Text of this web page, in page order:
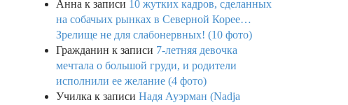
Анна к записи 10 жутких кадров, сделанных
на собачьих рынках в Северной Корее…
Зрелище не для слабонервных! (10 фото)
Гражданин к записи 7-летняя девочка
мечтала о большой груди, и родители
исполнили ее желание (4 фото)
Училка к записи Надя Ауэрман (Nadja